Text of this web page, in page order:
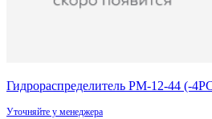
Гидрораспределитель РМ-12-44 (-
Уточняйте у менеджера